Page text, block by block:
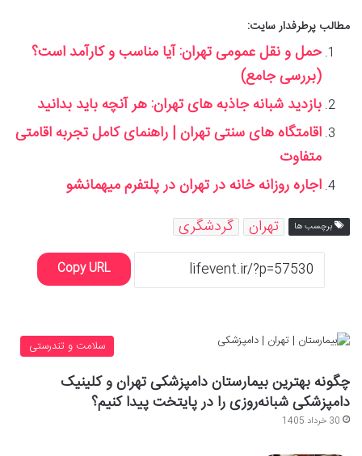
مطالب پرطرفدار سایت:
حمل و نقل عمومی تهران: آیا مناسب و کارآمد است؟
(بررسی جامع)
بازدید شبانه جاذبه های تهران: هر آنچه باید بدانید
اقامتگاه های سنتی تهران | راهنمای کامل تجربه اقامتی
متفاوت
اجاره روزانه خانه در تهران در پلتفرم میهمانشو
برچسب ها تهران گردشگری
Copy URL
سلامت و تندرستی
چگونه بهترین بیمارستان دامپزشکی تهران و کلینیک
دامپزشکی شبانه‌روزی را در پایتخت پیدا کنیم؟
30 خرداد 1405